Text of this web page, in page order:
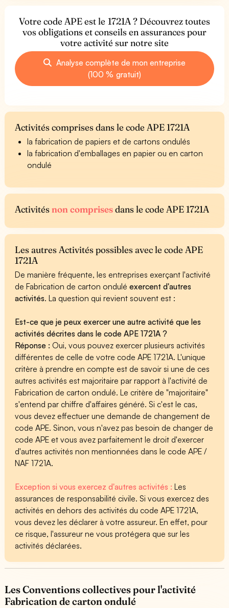
Votre code APE est le 1721A ? Découvrez toutes
vos obligations et conseils en assurances pour
votre activité sur notre site
Analyse complète de mon entreprise
(100 % gratuit)
Activités comprises dans le code APE 1721A
la fabrication de papiers et de cartons ondulés
la fabrication d'emballages en papier ou en carton
ondulé
Activitésnon comprisesdans le code APE 1721A
Les autres Activités possibles avec le code APE
1721A
De manière fréquente, les entreprises exerçant l'activité
de Fabrication de carton onduléexercent d'autres
activités. La question qui revient souvent est :
Est-ce que je peux exercer une autre activité que les
activités décrites dans le code APE 1721A ?
Réponse :Oui, vous pouvez exercer plusieurs activités
différentes de celle de votre code APE 1721A. L'unique
critère à prendre en compte est de savoir si une de ces
autres activités est majoritaire par rapport à l'activité de
Fabrication de carton ondulé. Le critère de "majoritaire"
s'entend par chiffre d'affaires généré. Si c'est le cas,
vous devez effectuer une demande de changement de
code APE. Sinon, vous n'avez pas besoin de changer de
code APE et vous avez parfaitement le droit d'exercer
d'autres activités non mentionnées dans le code APE /
NAF 1721A.
Exception si vous exercez d'autres activités :Les
assurances de responsabilité civile. Si vous exercez des
activités en dehors des activités du code APE 1721A,
vous devez les déclarer à votre assureur. En effet, pour
ce risque, l'assureur ne vous protégera que sur les
activités déclarées.
Les Conventions collectives pour l'activité
Fabrication de carton ondulé